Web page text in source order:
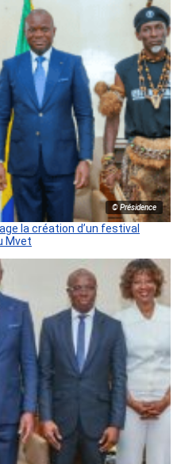
© Présidence
la création d’un festival
Mvet